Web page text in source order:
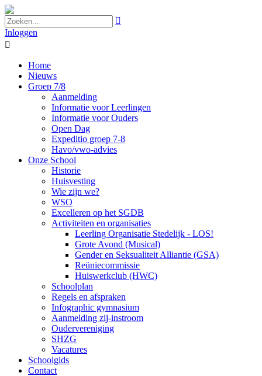

Inloggen

Home
Nieuws
Groep 7/8
Aanmelding
Informatie voor Leerlingen
Informatie voor Ouders
Open Dag
Expeditio groep 7-8
Havo/vwo-advies
Onze School
Historie
Huisvesting
Wie zijn we?
WSO
Excelleren op het SGDB
Activiteiten en organisaties
Leerling Organisatie Stedelijk - LOS!
Grote Avond (Musical)
Gender en Seksualiteit Alliantie (GSA)
Reüniecommissie
Huiswerkclub (HWC)
Schoolplan
Regels en afspraken
Infographic gymnasium
Aanmelding zij-instroom
Oudervereniging
SHZG
Vacatures
Schoolgids
Contact